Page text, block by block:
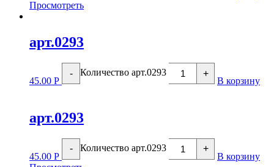
Просмотреть
арт.0293
45.00 Р
- Количество арт.0293 +
В корзину
арт.0293
45.00 Р
- Количество арт.0293 +
В корзину